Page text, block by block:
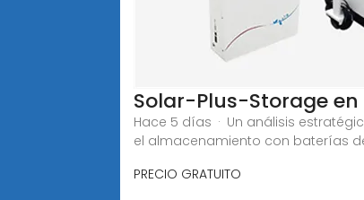
Solar-Plus-Storage
Hace 5 días · Un análisis
el almacenamiento con baterías
PRECIO GRATUITO